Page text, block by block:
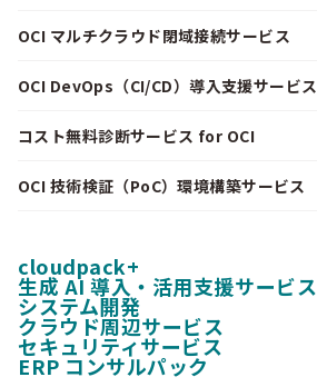
OCI マルチクラウド閉域接続サービス
OCI DevOps（CI/CD）導入支援サービス
コスト無料診断サービス for OCI
OCI 技術検証（PoC）環境構築サービス
cloudpack+
生成 AI 導入・活用支援サービス
システム開発
クラウド周辺サービス
セキュリティサービス
ERP コンサルパック